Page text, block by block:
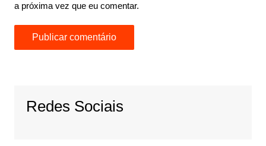
a próxima vez que eu comentar.
Redes Sociais